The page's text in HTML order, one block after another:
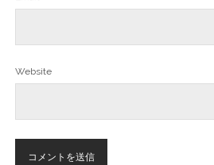
Website